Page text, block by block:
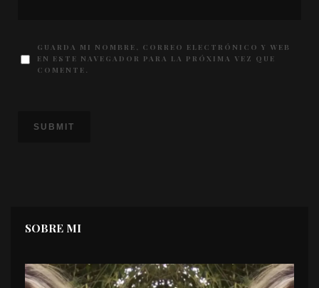
GUARDA MI NOMBRE, CORREO ELECTRÓNICO Y WEB
EN ESTE NAVEGADOR PARA LA PRÓXIMA VEZ QUE
COMENTE.
SOBRE MI